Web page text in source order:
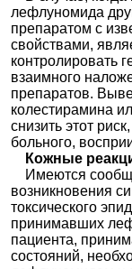
лефлуномида
препаратом с
свойствами,
контролировать
взаимного
препаратов.
колестирамина
снизить этот
больного,
Кожные
Имеются
возникновения
токсического
принимавших
пациента,
состояний,